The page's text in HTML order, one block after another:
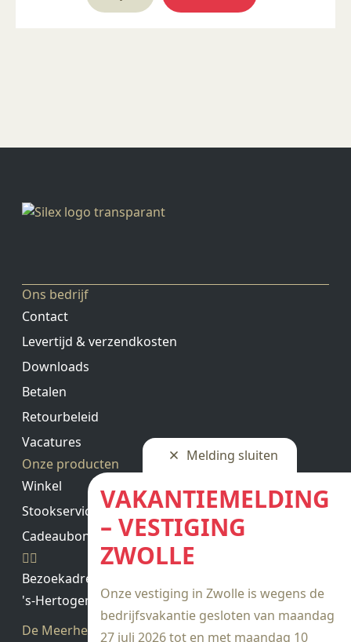
Melding sluiten
VAKANTIEMELDING
– VESTIGING
ZWOLLE
Onze vestiging in Zwolle is wegens de
bedrijfsvakantie gesloten van maandag
27 juli 2026 tot en met maandag 10
Ons bedrijf
Contact
Levertijd & verzendkosten
Downloads
Betalen
Retourbeleid
Vacatures
Onze producten
Winkel
Stookservice
Cadeaubon saldo
Bezoekadres
's-Hertogenbosch
De Meerheuvel 21